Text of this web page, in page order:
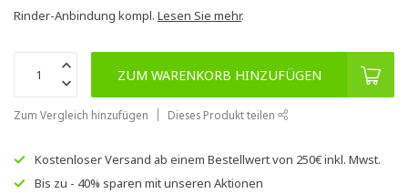
Rinder-Anbindung kompl. Lesen Sie mehr.
ZUM WARENKORB HINZUFÜGEN
Zum Vergleich hinzufügen Dieses Produkt teilen
Kostenloser Versand ab einem Bestellwert von 250€inkl. Mwst.
Bis zu - 40% sparen mit unseren Aktionen